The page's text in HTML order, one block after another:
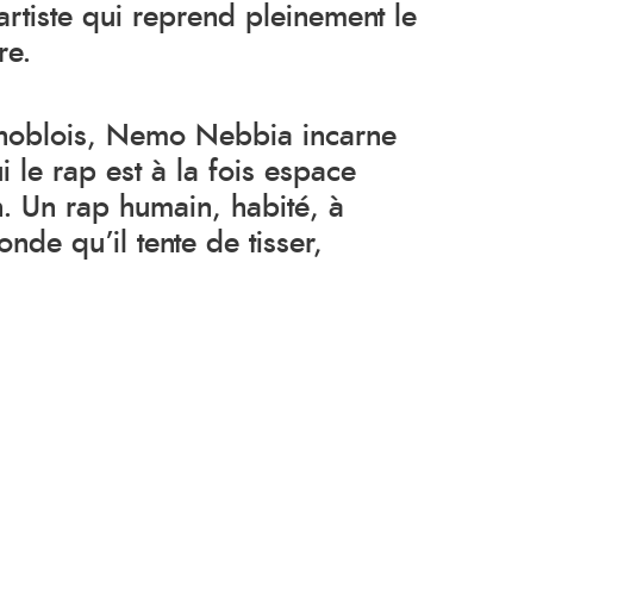
qui reprend pleinement le
Nemo Nebbia incarne
le rap est à la fois espace
Un rap humain, habité, à
qu’il tente de tisser,